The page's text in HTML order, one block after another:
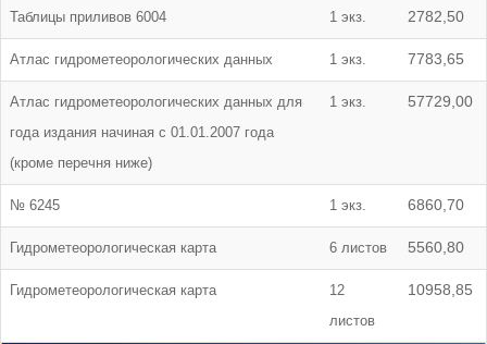
Таблицы приливов 6004 1 экз. 2782,50
Атлас гидрометеорологических данных 1 экз. 7783,65
Атлас гидрометеорологических данных для
года издания начиная с 01.01.2007 года
(кроме перечня ниже)
1 экз. 57729,00
№ 6245 1 экз. 6860,70
Гидрометеорологическая карта 6 листов 5560,80
Гидрометеорологическая карта
12
листов
10958,85